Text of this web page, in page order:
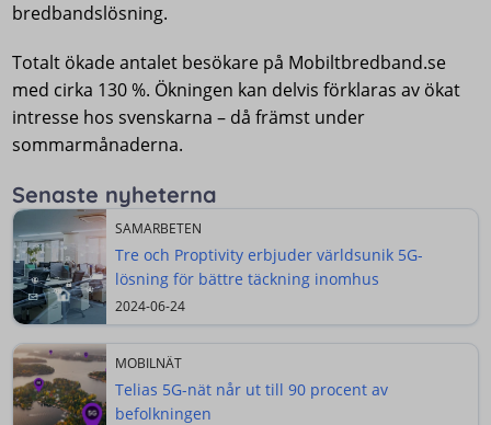
bredbandslösning.
Totalt ökade antalet besökare på Mobiltbredband.se
med cirka 130 %. Ökningen kan delvis förklaras av ökat
intresse hos svenskarna – då främst under
sommarmånaderna.
Senaste nyheterna
SAMARBETEN
Tre och Proptivity erbjuder världsunik 5G-
lösning för bättre täckning inomhus
2024-06-24
MOBILNÄT
Telias 5G-nät når ut till 90 procent av
befolkningen